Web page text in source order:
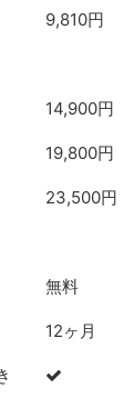
9,810円
14,900円
19,800円
23,500円
無料
12ヶ月